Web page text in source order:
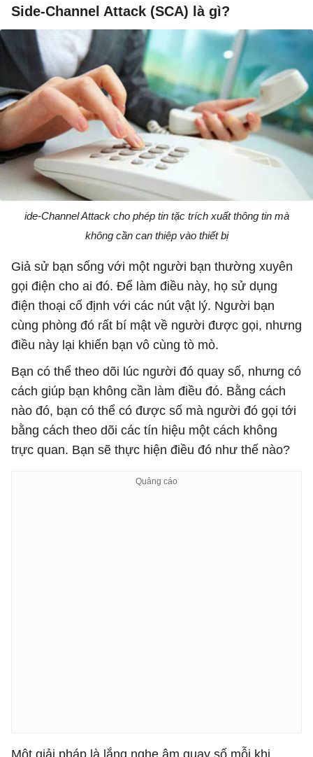
Side-Channel Attack (SCA) là gì?
ide-Channel Attack cho phép tin tặc trích xuất thông tin mà
không cần can thiệp vào thiết bị
Giả sử bạn sống với một người bạn thường xuyên
gọi điện cho ai đó. Để làm điều này, họ sử dụng
điện thoại cố định với các nút vật lý. Người bạn
cùng phòng đó rất bí mật về người được gọi, nhưng
điều này lại khiến bạn vô cùng tò mò.
Bạn có thể theo dõi lúc người đó quay số, nhưng có
cách giúp bạn không cần làm điều đó. Bằng cách
nào đó, bạn có thể có được số mà người đó gọi tới
bằng cách theo dõi các tín hiệu một cách không
trực quan. Bạn sẽ thực hiện điều đó như thế nào?
Một giải pháp là lắng nghe âm quay số mỗi khi